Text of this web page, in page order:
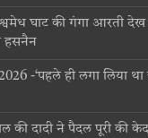
घाट की गंगा आरती
हसनैन
-‘पहले ही लगा लिया
की दादी ने पैदल पूरी की